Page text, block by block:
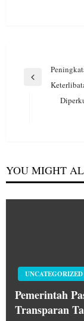
Navigasi
pos
Previous
YOU MIGHT
UNCATEGORIZED
Pemerintah
Transparan